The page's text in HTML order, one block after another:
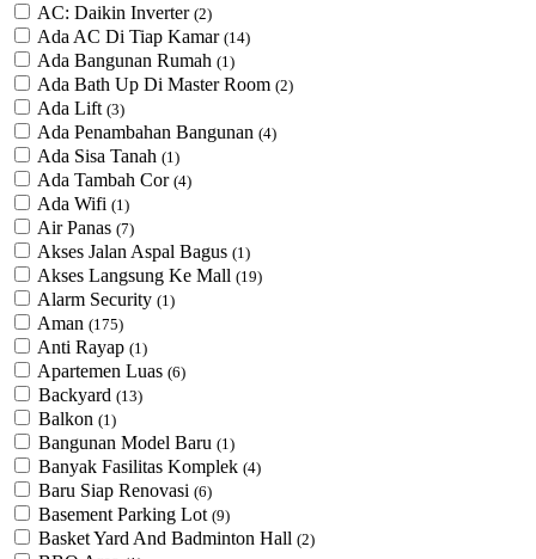
AC: Daikin Inverter (2)
Ada AC Di Tiap Kamar (14)
Ada Bangunan Rumah (1)
Ada Bath Up Di Master Room (2)
Ada Lift (3)
Ada Penambahan Bangunan (4)
Ada Sisa Tanah (1)
Ada Tambah Cor (4)
Ada Wifi (1)
Air Panas (7)
Akses Jalan Aspal Bagus (1)
Akses Langsung Ke Mall (19)
Alarm Security (1)
Aman (175)
Anti Rayap (1)
Apartemen Luas (6)
Backyard (13)
Balkon (1)
Bangunan Model Baru (1)
Banyak Fasilitas Komplek (4)
Baru Siap Renovasi (6)
Basement Parking Lot (9)
Basket Yard And Badminton Hall (2)